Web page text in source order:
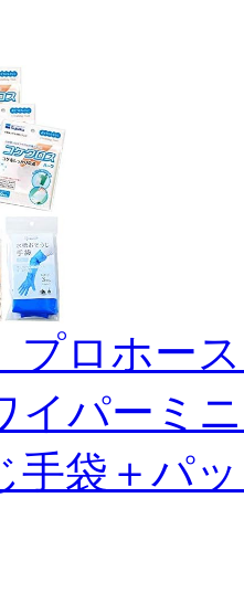
】プロホー
イパーミ
手袋＋パ